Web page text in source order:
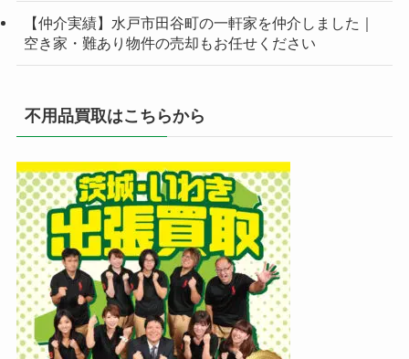
【仲介実績】水戸市田谷町の一軒家を仲介しました｜
空き家・難あり物件の売却もお任せください
不用品買取はこちらから